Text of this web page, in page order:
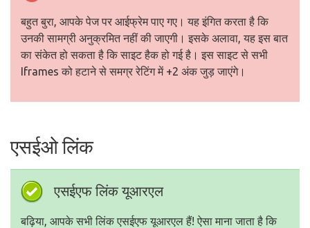
बहुत बुरा, आपके पेज पर आईफ्रेम पाए गए। यह इंगित करता है कि
उनकी सामग्री अनुक्रमित नहीं की जाएगी। इसके अलावा, यह इस बात
का संकेत हो सकता है कि साइट हैक हो गई है। इस साइट से सभी
Iframes को हटाने से समग्र रेटिंग में +2 अंक जुड़ जाएंगे।
एसईओ लिंक
एसईएफ लिंक यूआरएल
बढ़िया, आपके सभी लिंक एसईएफ यूआरएल हैं! ऐसा माना जाता है कि